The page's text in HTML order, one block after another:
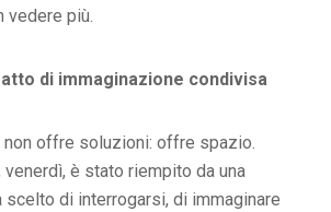
vedere più.
atto di immaginazione condivisa
non offre soluzioni: offre spazio.
venerdì, è stato riempito da una
scelto di interrogarsi, di immaginare